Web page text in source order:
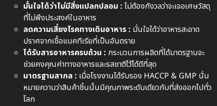
มั่นใจได้ว่าไม่มีสิ่งแปลกปลอม : ไม่ต้องกังวลว่าจะเจอเศษวัสดุ
ที่ไม่พึงประสงค์ในอาหาร
ลดความเสี่ยงโรคทางเดินอาหาร : มั่นใจได้ว่าอาหารสะอาด
ปราศจากเชื้อแบคทีเรียที่เป็นอันตราย
ได้รับสารอาหารครบถ้วน : กระบวนการผลิตที่ได้มาตรฐานจะ
ช่วยคงคุณค่าทางอาหารและรสชาติไว้ได้ดีที่สุด
มาตรฐานสากล : เมื่อโรงงานได้รับรอง HACCP & GMP นั่น
หมายความว่าสินค้าชิ้นนั้นมีคุณภาพระดับเดียวกับที่ส่งออกไปทั่ว
โลก